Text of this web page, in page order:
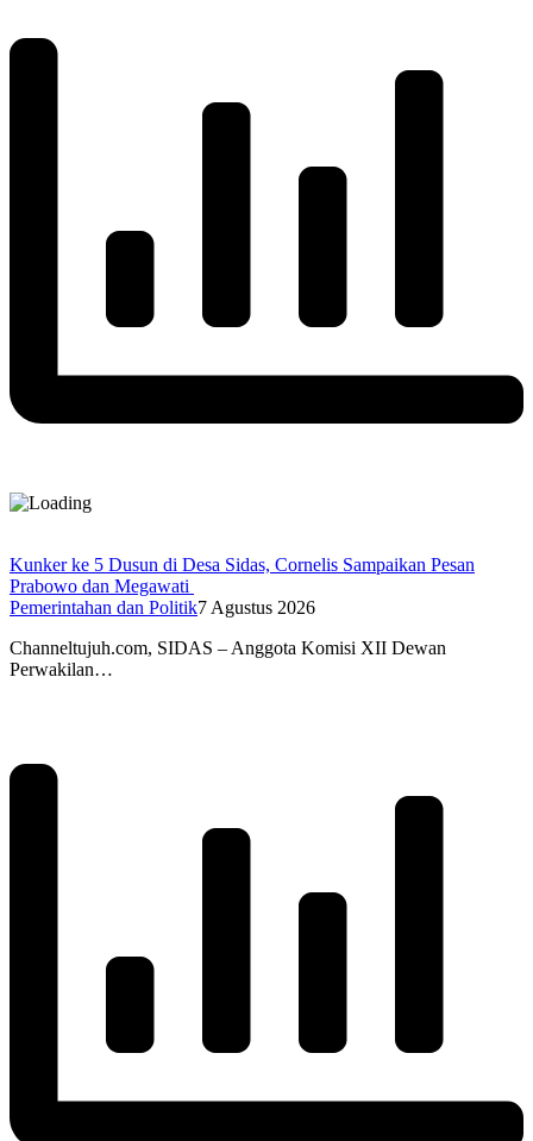
Kunker ke 5 Dusun di Desa Sidas, Cornelis Sampaikan Pesan
Prabowo dan Megawati
Pemerintahan dan Politik7 Agustus 2026
Channeltujuh.com, SIDAS – Anggota Komisi XII Dewan
Perwakilan…